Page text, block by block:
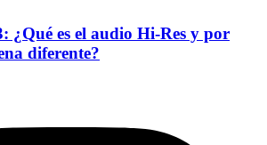
¿Qué es el audio Hi-Res y por
diferente?